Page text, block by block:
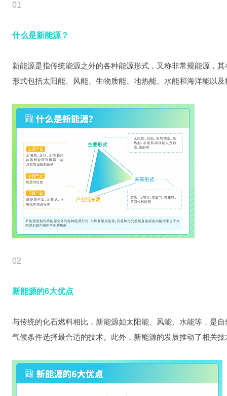
01
什么是新能源？
新能源是指传统能源之外的各种能源形式，又称非常规能源，
形式包括太阳能、风能、生物质能、地热能、水能和海洋能以
02
新能源的6大优点
与传统的化石燃料相比，新能源如太阳能、风能、水能等，是
气候条件选择最合适的技术。此外，新能源的发展推动了相关